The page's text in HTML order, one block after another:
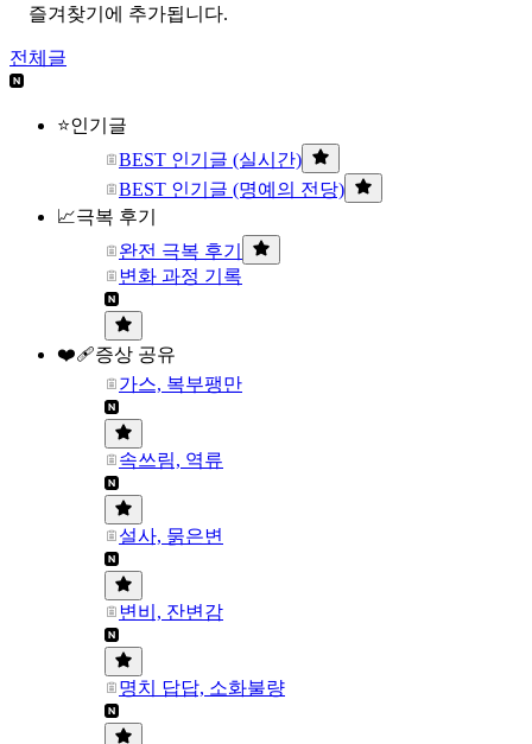
즐겨찾기에 추가됩니다.
전체글
⭐인기글
BEST 인기글 (실시간)
BEST 인기글 (명예의 전당)
📈극복 후기
완전 극복 후기
변화 과정 기록
❤️‍🩹증상 공유
가스, 복부팽만
속쓰림, 역류
설사, 묽은변
변비, 잔변감
명치 답답, 소화불량